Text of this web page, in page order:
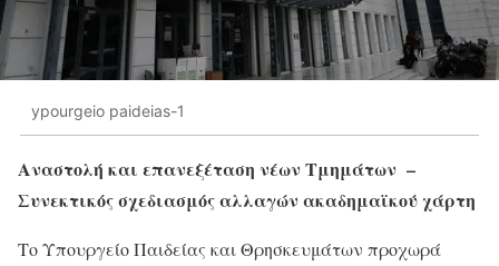
ypourgeio paideias-1
Αναστολή και επανεξέταση νέων Τμημάτων –
Συνεκτικός σχεδιασμός αλλαγών ακαδημαϊκού χάρτη
Το Υπουργείο Παιδείας και Θρησκευμάτων προχωρά